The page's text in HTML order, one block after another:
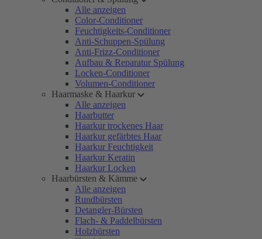
Alle anzeigen
Color-Conditioner
Feuchtigkeits-Conditioner
Anti-Schuppen-Spülung
Anti-Frizz-Conditioner
Aufbau & Reparatur Spülung
Locken-Conditioner
Volumen-Conditioner
Haarmaske & Haarkur
Alle anzeigen
Haarbutter
Haarkur trockenes Haar
Haarkur gefärbtes Haar
Haarkur Feuchtigkeit
Haarkur Keratin
Haarkur Locken
Haarbürsten & Kämme
Alle anzeigen
Rundbürsten
Detangler-Bürsten
Flach- & Paddelbürsten
Holzbürsten